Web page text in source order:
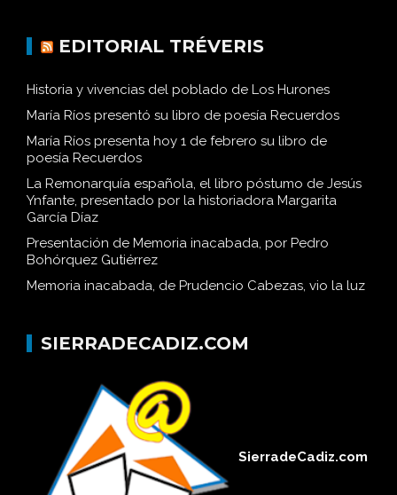
EDITORIAL TRÉVERIS
Historia y vivencias del poblado de Los Hurones
María Ríos presentó su libro de poesía Recuerdos
María Ríos presenta hoy 1 de febrero su libro de
poesía Recuerdos
La Remonarquía española, el libro póstumo de Jesús
Ynfante, presentado por la historiadora Margarita
García Díaz
Presentación de Memoria inacabada, por Pedro
Bohórquez Gutiérrez
Memoria inacabada, de Prudencio Cabezas, vio la luz
SIERRADECADIZ.COM
SierradeCadiz.com